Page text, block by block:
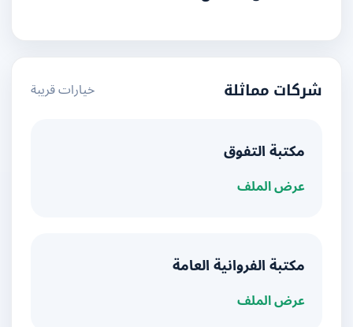
شركات مماثلة خيارات قريبة
مكتبة التفوق
عرض الملف
مكتبة الفروانية العامة
عرض الملف